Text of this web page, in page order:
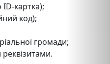
картка);
код);
громади;
реквізитами.